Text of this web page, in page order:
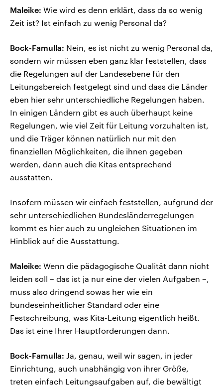
Maleike: Wie wird es denn erklärt, dass da so wenig
Zeit ist? Ist einfach zu wenig Personal da?
Bock-Famulla: Nein, es ist nicht zu wenig Personal da,
sondern wir müssen eben ganz klar feststellen, dass
die Regelungen auf der Landesebene für den
Leitungsbereich festgelegt sind und dass die Länder
eben hier sehr unterschiedliche Regelungen haben.
In einigen Ländern gibt es auch überhaupt keine
Regelungen, wie viel Zeit für Leitung vorzuhalten ist,
und die Träger können natürlich nur mit den
finanziellen Möglichkeiten, die ihnen gegeben
werden, dann auch die Kitas entsprechend
ausstatten.
Insofern müssen wir einfach feststellen, aufgrund der
sehr unterschiedlichen Bundesländerregelungen
kommt es hier auch zu ungleichen Situationen im
Hinblick auf die Ausstattung.
Maleike: Wenn die pädagogische Qualität dann nicht
leiden soll – das ist ja nur eine der vielen Aufgaben –,
muss also dringend sowas her wie ein
bundeseinheitlicher Standard oder eine
Festschreibung, was Kita-Leitung eigentlich heißt.
Das ist eine Ihrer Hauptforderungen dann.
Bock-Famulla: Ja, genau, weil wir sagen, in jeder
Einrichtung, auch unabhängig von ihrer Größe,
treten einfach Leitungsaufgaben auf, die bewältigt